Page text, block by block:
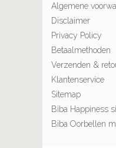
Algemene
Disclaimer
Privacy Policy
Betaalmethoden
Verzenden &
Klantenservice
Sitemap
Biba Happiness
Biba Oorbellen